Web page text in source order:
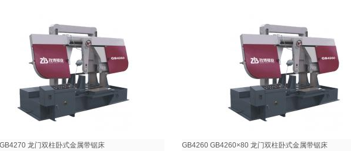
龙门双柱卧式金属带锯床 GB4260 GB4260×80 龙门双柱卧式金属带锯床